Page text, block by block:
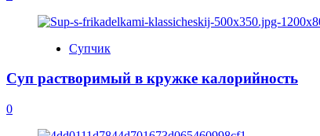
Супчик
Суп растворимый в кружке калорийность
0